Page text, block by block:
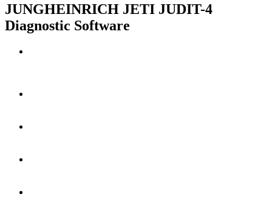
JUNGHEINRICH JETI JUDIT-4
Diagnostic Software